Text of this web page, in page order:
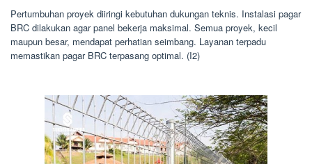
Pertumbuhan proyek diiringi kebutuhan dukungan teknis. Instalasi pagar
BRC dilakukan agar panel bekerja maksimal. Semua proyek, kecil
maupun besar, mendapat perhatian seimbang. Layanan terpadu
memastikan pagar BRC terpasang optimal. (I2)